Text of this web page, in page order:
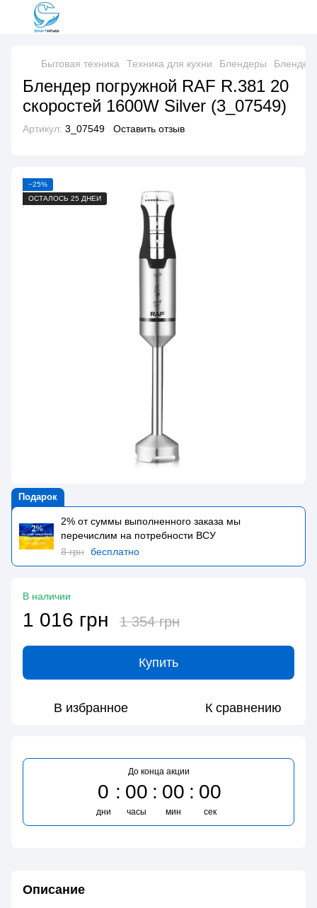
Бытовая техника Техника для кухни Блендеры
Блендер погружной RAF R.381 20
скоростей 1600W Silver (3_07549)
Артикул: 3_07549 Оставить отзыв
−25%
ОСТАЛОСЬ 25 ДНЕЙ
Подарок
2% от суммы выполненного заказа мы
перечислим на потребности BCУ
8 грн бесплатно
В наличии
1 016 грн 1 354 грн
Купить
В избранное К сравнению
До конца акции
0
дни
00
часы
00
мин
00
сек
Описание